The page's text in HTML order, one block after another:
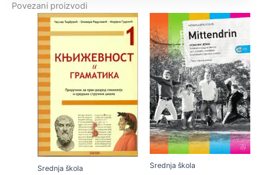
Povezani proizvodi
Srednja škola Srednja škola